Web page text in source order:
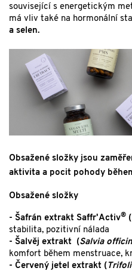
související s energetickým
má vliv také na hormonální
a selen.
Obsažené složky jsou
aktivita a pocit pohody
Obsažené složky
- Šafrán extrakt Saffr'Activ® (
stabilita, pozitivní nálada
- Šalvěj extrakt (Salvia
komfort během menstruace,
- Červený jetel extrakt (